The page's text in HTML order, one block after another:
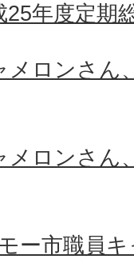
25年度定期
メロンさん
メロンさん
ー市職員